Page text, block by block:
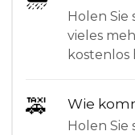
Holen
vieles
🚕 Wie
Holen